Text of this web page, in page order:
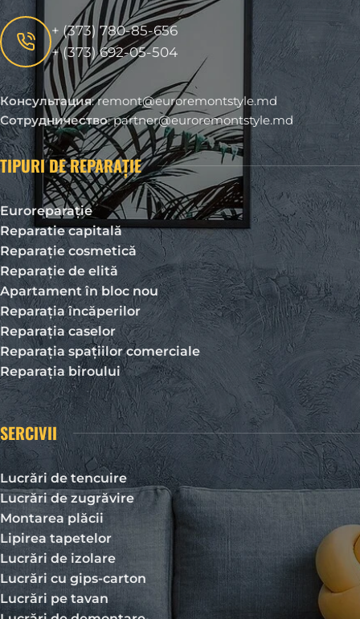
+ (373) 780-85-656
+ (373) 692-05-504
Консультация:remont@euroremontstyle.md
Сотрудничество:partner@euroremontstyle.md
TIPURI DE REPARAȚIE
Euroreparație
Reparatie capitală
Reparație cosmetică
Reparație de elită
Apartament în bloc nou
Reparația încăperilor
Reparația caselor
Reparația spațiilor comerciale
Reparația biroului
SERCIVII
Lucrări de tencuire
Lucrări de zugrăvire
Montarea plăcii
Lipirea tapetelor
Lucrări de izolare
Lucrări cu gips-carton
Lucrări pe tavan